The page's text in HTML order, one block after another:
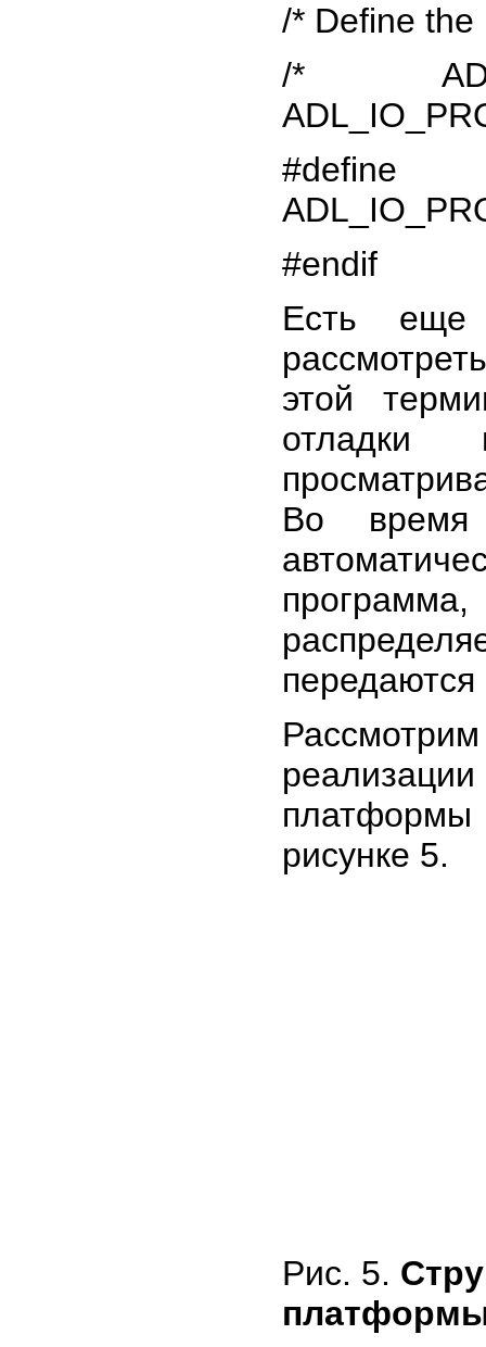
/* Define the
/*
#endif
Есть еще
этой
отладки
Во
рисунке 5.
Рис. 5.